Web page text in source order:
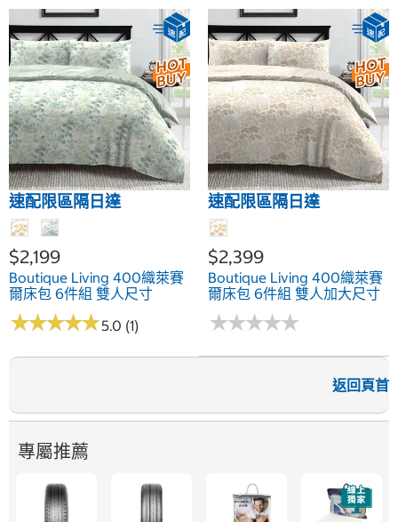
速配限區隔日達
$2,199
Boutique Living 400織萊賽
爾床包 6件組 雙人尺寸
★★★★★
★★★★★5.0 (1)
速配限區隔日達
$2,399
Boutique Living 400織萊賽
爾床包 6件組 雙人加大尺寸
★★★★★
★★★★★
返回頁首
專屬推薦